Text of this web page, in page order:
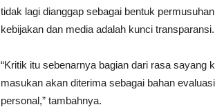
tidak lagi dianggap sebagai bentuk
kebijakan dan media adalah kunci transparansi.
“Kritik itu sebenarnya bagian dari rasa sayang
masukan akan diterima sebagai bahan
personal,” tambahnya.